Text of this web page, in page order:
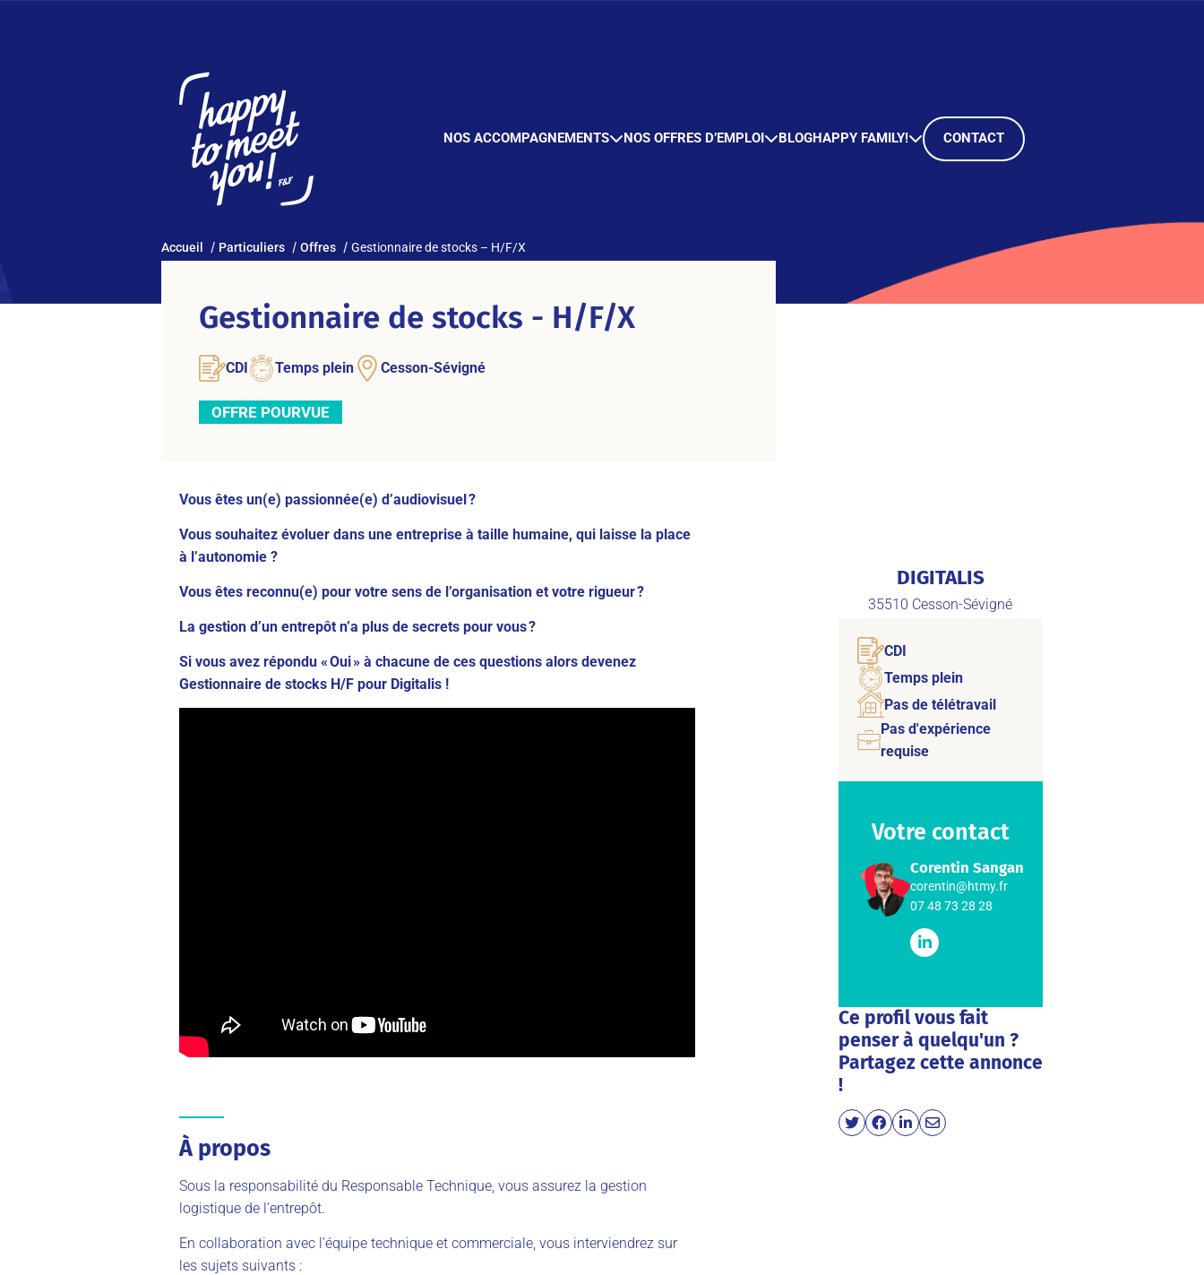
NOS ACCOMPAGNEMENTS NOS OFFRES D’EMPLOI BLOGHAPPY FAMILY! CONTACT
Accueil Particuliers Offres Gestionnaire de stocks – H/F/X
Gestionnaire de stocks - H/F/X
CDI Temps plein Cesson-Sévigné
OFFRE POURVUE
Vous êtes un(e) passionnée(e) d’audiovisuel ?
Vous souhaitez évoluer dans une entreprise à taille humaine, qui laisse la place
à l’autonomie ?
Vous êtes reconnu(e) pour votre sens de l’organisation et votre rigueur ?
La gestion d’un entrepôt n’a plus de secrets pour vous ?
Si vous avez répondu « Oui » à chacune de ces questions alors devenez
Gestionnaire de stocks H/F pour Digitalis !
À propos
Sous la responsabilité du Responsable Technique, vous assurez la gestion
logistique de l’entrepôt.
En collaboration avec l’équipe technique et commerciale, vous interviendrez sur
les sujets suivants :
DIGITALIS
35510 Cesson-Sévigné
CDI
Temps plein
Pas de télétravail
Pas d'expérience
requise
Votre contact
Corentin Sangan
corentin@htmy.fr
07 48 73 28 28
Ce profil vous fait
penser à quelqu'un ?
Partagez cette annonce
!